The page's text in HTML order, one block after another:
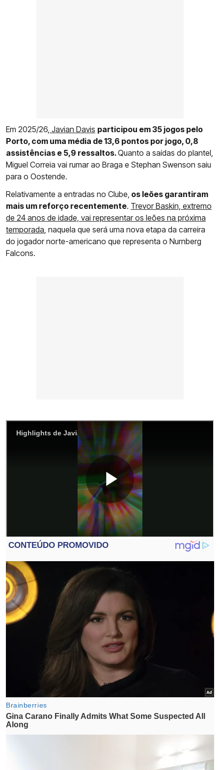
Em 2025/26, Javian Davis participou em 35 jogos pelo
Porto, com uma média de 13,6 pontos por jogo, 0,8
assistências e 5,9 ressaltos.Quanto a saídas do plantel,
Miguel Correia vai rumar ao Braga e Stephan Swenson saiu
para o Oostende.
Relativamente a entradas no Clube, os leões garantiram
mais um reforço recentemente. Trevor Baskin, extremo
de 24 anos de idade, vai representar os leões na próxima
temporada , naquela que será uma nova etapa da carreira
do jogador norte-americano que representa o Nurnberg
Falcons.